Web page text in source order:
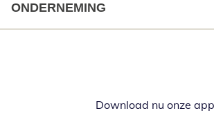
ONDERNEMING
Download nu onze app